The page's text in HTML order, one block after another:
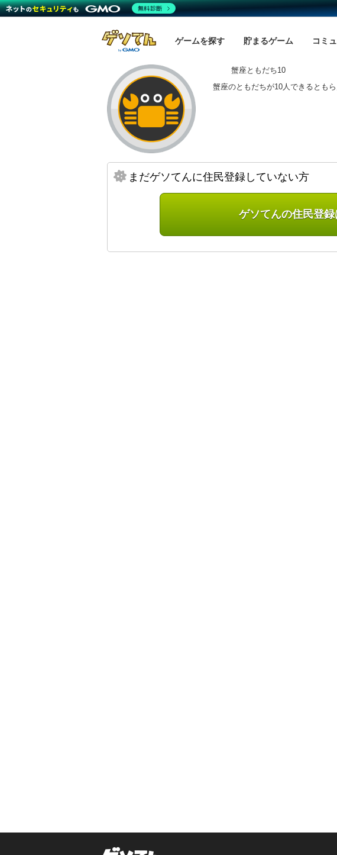
ゲームを探す 貯まるゲーム コミ
蟹座ともだち10
蟹座のともだちが10人できるとも
まだゲソてんに住民登録していない方
ゲソてんの住民登録
無料診断